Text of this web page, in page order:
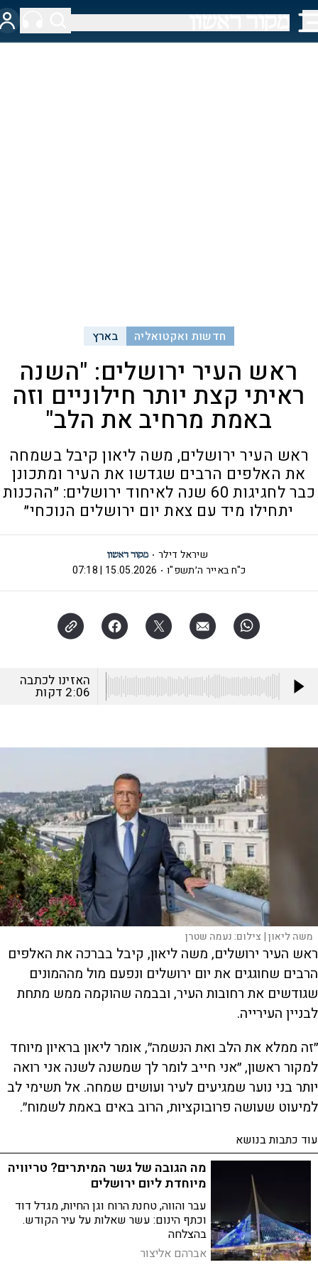
חדשות ואקטואליה בארץ
ראש העיר ירושלים: "השנה
ראיתי קצת יותר חילוניים וזה
באמת מרחיב את הלב"
ראש העיר ירושלים, משה ליאון קיבל בשמחה
את האלפים הרבים שגדשו את העיר ומתכונן
כבר לחגיגות 60 שנה לאיחוד ירושלים: ״ההכנות
יתחילו מיד עם צאת יום ירושלים הנוכחי״
שיראל דילר
כ"ח באייר ה׳תשפ"ו
15.05.2026 | 07:18
האזינו לכתבה
2:06 דקות
משה ליאון | צילום:נעמה שטרן
ראש העיר ירושלים, משה ליאון, קיבל בברכה את האלפים
הרבים שחוגגים את יום ירושלים ונפעם מול מההמונים
שגודשים את רחובות העיר, ובבמה שהוקמה ממש מתחת
לבניין העירייה.
״זה ממלא את הלב ואת הנשמה״, אומר ליאון בראיון מיוחד
למקור ראשון, ״אני חייב לומר לך שמשנה לשנה אני רואה
יותר בני נוער שמגיעים לעיר ועושים שמחה. אל תשימי לב
למיעוט שעושה פרובוקציות, הרוב באים באמת לשמוח״.
עוד כתבות בנושא
מה הגובה של גשר המיתרים? טריוויה
מיוחדת ליום ירושלים
עבר והווה, טחנת הרוח וגן החיות, מגדל דוד
וכתף הינום: עשר שאלות על עיר הקודש.
בהצלחה
אברהם אליצור